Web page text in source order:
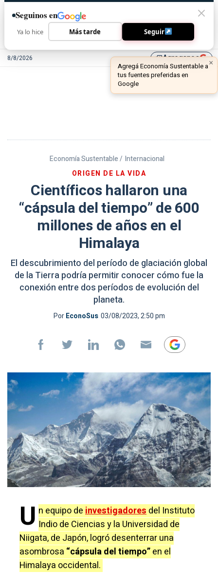
8/8/2026 library_addAgreganos
Economía Sustentable / Internacional
ORIGEN DE LA VIDA
Científicos hallaron una
“cápsula del tiempo” de 600
millones de años en el
Himalaya
El descubrimiento del período de glaciación global
de la Tierra podría permitir conocer cómo fue la
conexión entre dos períodos de evolución del
planeta.
PorEconoSus 03/08/2023, 2:50 pm
U n equipo deinvestigadoresdel Instituto
Indio de Ciencias y la Universidad de
Niigata, de Japón, logró desenterrar una
asombrosa “cápsula del tiempo”en el
Himalaya occidental.
Seguinos en
Ya lo hice Más tarde Seguir